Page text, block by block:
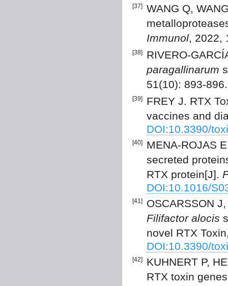
[37]
WANG Q,
Immunol, 2022,
[38]
RIVERO-
paragallinarum
51(10): 893-
[39]
FREY J. RTX
vaccines and
DOI:10.3390/
[40]
MENA-ROJAS
secreted
RTX protein[J].
DOI:10.1016/
[41]
OSCARSSON
Filifactor alocis
novel RTX
DOI:10.3390/
[42]
KUHNERT P,
RTX toxin